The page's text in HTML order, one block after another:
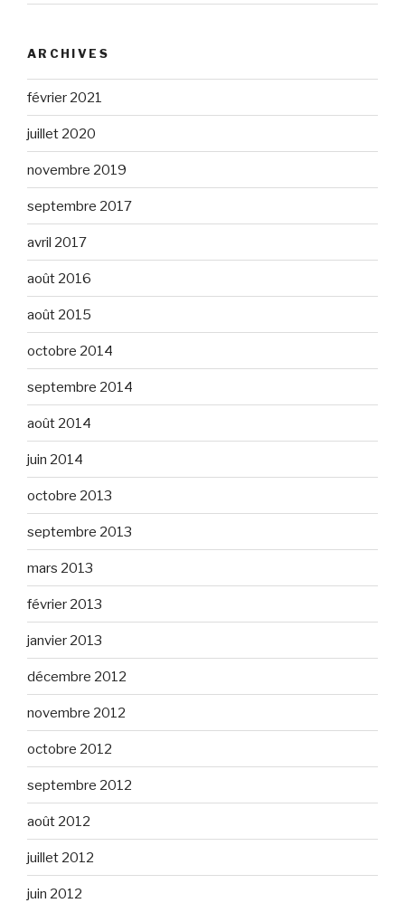
ARCHIVES
février 2021
juillet 2020
novembre 2019
septembre 2017
avril 2017
août 2016
août 2015
octobre 2014
septembre 2014
août 2014
juin 2014
octobre 2013
septembre 2013
mars 2013
février 2013
janvier 2013
décembre 2012
novembre 2012
octobre 2012
septembre 2012
août 2012
juillet 2012
juin 2012